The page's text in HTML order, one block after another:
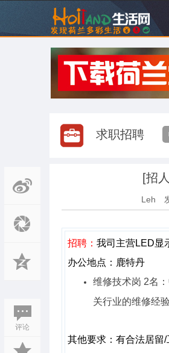
求职招聘
评论
[招
Leh
招聘： 我司主营LED显
办公地点：鹿特丹
维修技术岗 2名
关行业的维修经
其他要求： 有合法居留/